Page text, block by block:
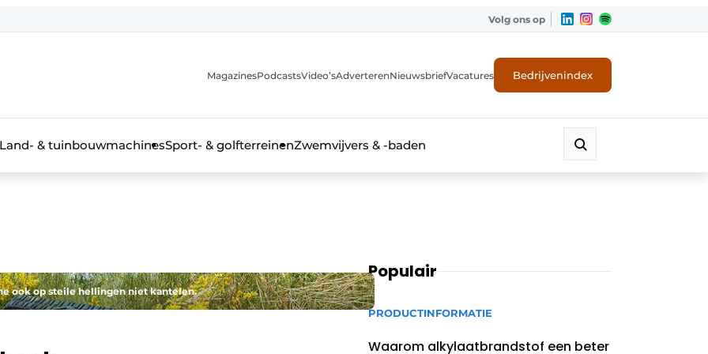
Volg ons op
MagazinesPodcastsVideo’sAdverterenNieuwsbriefVacatures Bedrijvenindex
Land- & tuinbouwmachinesSport- & golfterreinenZwemvijvers & -baden
ook op steile hellingen niet kantelen.
Populair
PRODUCTINFORMATIE
Waarom alkylaatbrandstof een beter